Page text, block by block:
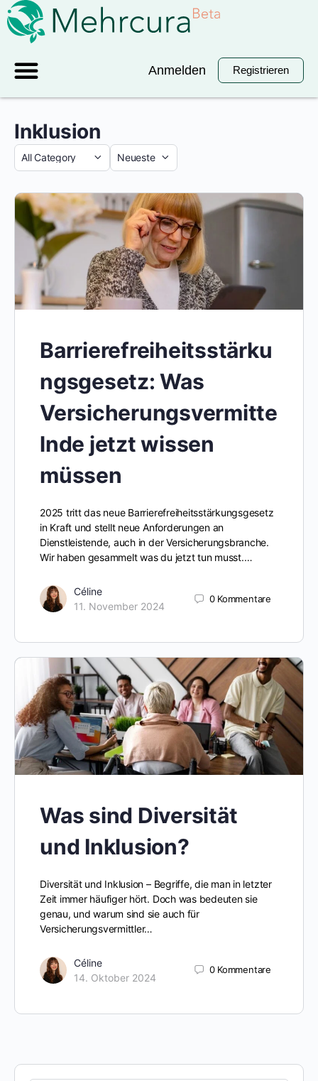
Anmelden Registrieren
Inklusion
Barrierefreiheitsstärku
ngsgesetz: Was
Versicherungsvermitte
lnde jetzt wissen
müssen
2025 tritt das neue Barrierefreiheitsstärkungsgesetz
in Kraft und stellt neue Anforderungen an
Dienstleistende, auch in der Versicherungsbranche.
Wir haben gesammelt was du jetzt tun musst.…
Céline
11. November 2024
0 Kommentare
Was sind Diversität
und Inklusion?
Diversität und Inklusion – Begriffe, die man in letzter
Zeit immer häufiger hört. Doch was bedeuten sie
genau, und warum sind sie auch für
Versicherungsvermittler…
Céline
14. Oktober 2024
0 Kommentare